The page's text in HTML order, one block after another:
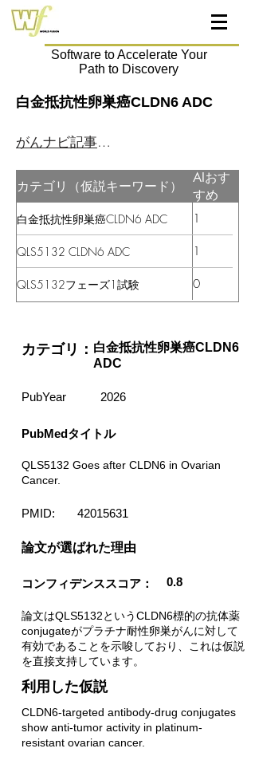
Software to Accelerate Your
Path to Discovery
白金抵抗性卵巣癌CLDN6 ADC
がんナビ記事はこちら
カテゴリ（仮説キーワード）
AIおす
すめ
白金抵抗性卵巣癌CLDN6 ADC 1
QLS5132 CLDN6 ADC 1
QLS5132フェーズ1試験 0
カテゴリ： 白金抵抗性卵巣癌CLDN6
ADC
PubYear 2026
PubMedタイトル
QLS5132 Goes after CLDN6 in Ovarian
Cancer.
PMID: 42015631
​論文が選ばれた理由
コンフィデンススコア： 0.8
論文はQLS5132というCLDN6標的の抗体薬
conjugateがプラチナ耐性卵巣がんに対して
有効であることを示唆しており、これは仮説
を直接支持しています。
利用した仮説
CLDN6-targeted antibody-drug conjugates
show anti-tumor activity in platinum-
resistant ovarian cancer.